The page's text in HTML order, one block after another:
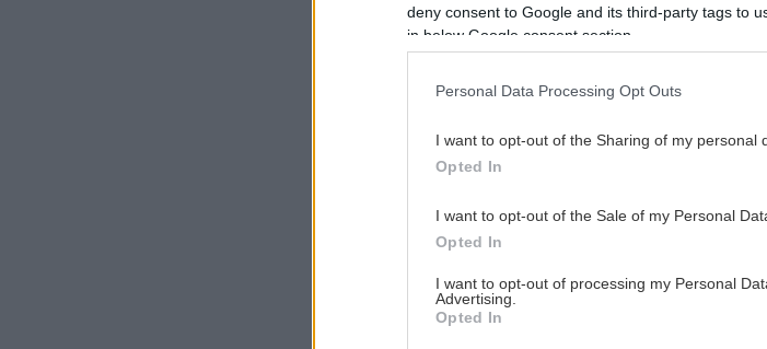
deny consent to Google and its third-party tags to
in below Google consent section.
Personal Data Processing Opt Outs
I want to opt-out of the Sharing of my personal
Opted In
I want to opt-out of the Sale of my Personal
Opted In
I want to opt-out of processing my Personal
Advertising.
Opted In